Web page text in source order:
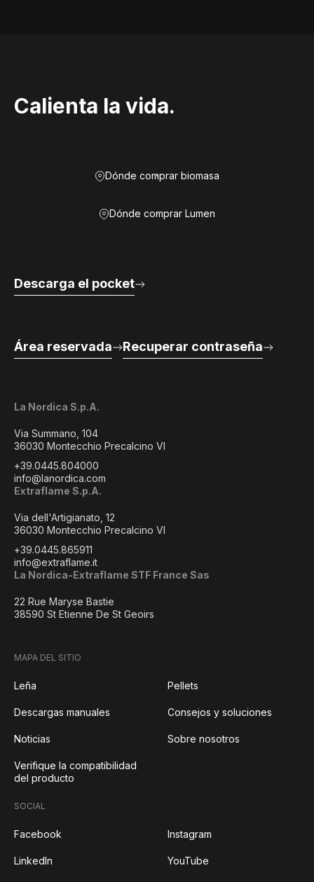
Calienta la vida.
Dónde comprar biomasa
Dónde comprar Lumen
La Nordica S.p.A.
Via Summano, 104
36030 Montecchio Precalcino VI
+39.0445.804000
info@lanordica.com
Extraflame S.p.A.
Via dell'Artigianato, 12
36030 Montecchio Precalcino VI
+39.0445.865911
info@extraflame.it
La Nordica-Extraflame STF France Sas
22 Rue Maryse Bastie
38590 St Etienne De St Geoirs
Descarga el pocket
Área reservada Recuperar contraseña
MAPA DEL SITIO
Leña Pellets
Descargas manuales Consejos y soluciones
Noticias Sobre nosotros
Verifique la compatibilidad
del producto
SOCIAL
Facebook Instagram
LinkedIn YouTube